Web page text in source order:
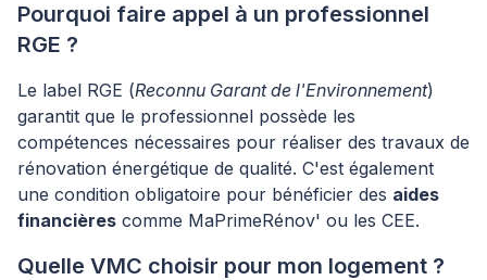
Pourquoi faire appel à un professionnel
RGE ?
Le label RGE (Reconnu Garant de l'Environnement)
garantit que le professionnel possède les
compétences nécessaires pour réaliser des travaux de
rénovation énergétique de qualité. C'est également
une condition obligatoire pour bénéficier des aides
financières comme MaPrimeRénov' ou les CEE.
Quelle VMC choisir pour mon logement ?